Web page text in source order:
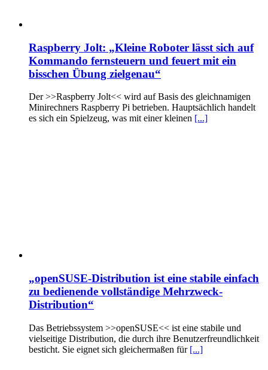
Raspberry Jolt: „Kleine Roboter lässt sich auf
Kommando fernsteuern und feuert mit ein
bisschen Übung zielgenau“
Der >>Raspberry Jolt<< wird auf Basis des gleichnamigen
Minirechners Raspberry Pi betrieben. Hauptsächlich handelt
es sich ein Spielzeug, was mit einer kleinen [...]
„openSUSE-Distribution ist eine stabile einfach
zu bedienende vollständige Mehrzweck-
Distribution“
Das Betriebssystem >>openSUSE<< ist eine stabile und
vielseitige Distribution, die durch ihre Benutzerfreundlichkeit
besticht. Sie eignet sich gleichermaßen für [...]